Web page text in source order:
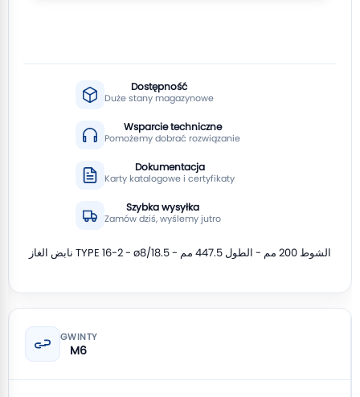
Dostępność
Duże stany magazynowe
Wsparcie techniczne
Pomożemy dobrać rozwiązanie
Dokumentacja
Karty katalogowe i certyfikaty
Szybka wysyłka
Zamów dziś, wyślemy jutro
نابض الغاز TYPE 16-2 - ø8/18.5 - الشوط 200 مم - الطول 447.5 مم
GWINTY
M6